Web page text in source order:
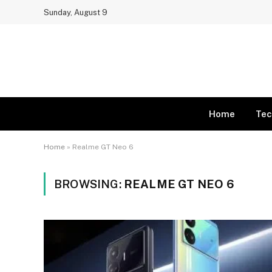
Sunday, August 9
Home
Home » Realme GT Neo 6
BROWSING: REALME GT NEO 6